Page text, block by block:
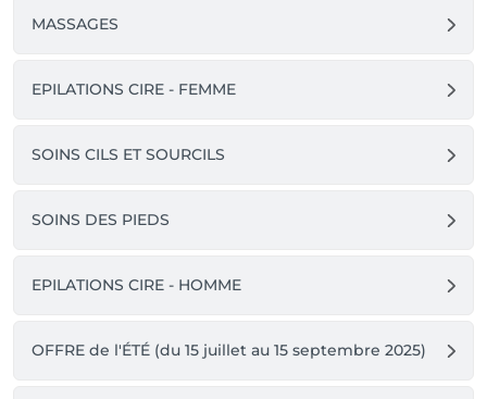
MASSAGES
EPILATIONS CIRE - FEMME
SOINS CILS ET SOURCILS
SOINS DES PIEDS
EPILATIONS CIRE - HOMME
OFFRE de l'ÉTÉ (du 15 juillet au 15 septembre 2025)